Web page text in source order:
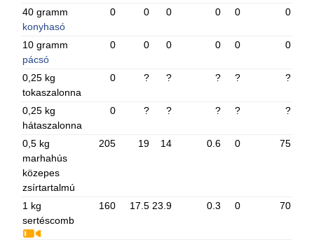
40 gramm
konyhasó
0 0 0 0 0 0
10 gramm
pácsó
0 0 0 0 0 0
0,25 kg
tokaszalonna
0 ? ? ? ? ?
0,25 kg
hátaszalonna
0 ? ? ? ? ?
0,5 kg
marhahús
közepes
zsírtartalmú
205 19 14 0.6 0 75
1 kg
sertéscomb
160 17.5 23.9 0.3 0 70